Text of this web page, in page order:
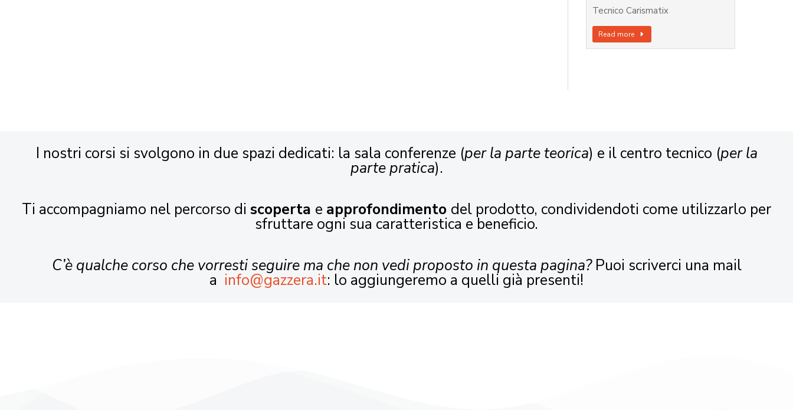
Tecnico Carismatix
Read more
I nostri corsi si svolgono in due spazi dedicati: la sala conferenze (per la parte teorica) e il centro tecnico (per la
parte pratica).
Ti accompagniamo nel percorso di scoperta e approfondimento del prodotto, condividendoti come utilizzarlo per
sfruttare ogni sua caratteristica e beneficio.
C’è qualche corso che vorresti seguire ma che non vedi proposto in questa pagina?Puoi scriverci una mail
a info@gazzera.it: lo aggiungeremo a quelli già presenti!